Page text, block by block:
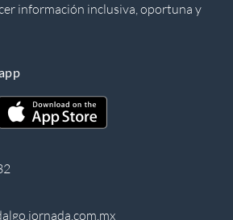
información inclusiva, oportuna y